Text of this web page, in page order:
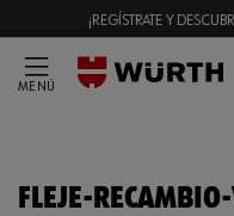
¡REGÍSTRATE Y
MENÚ
FLEJE-